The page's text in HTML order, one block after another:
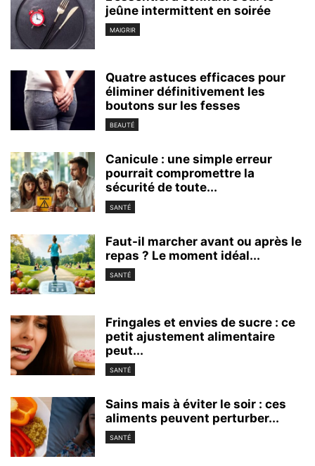
jeûne intermittent en soirée
MAIGRIR
Quatre astuces efficaces pour
éliminer définitivement les
boutons sur les fesses
BEAUTÉ
Canicule : une simple erreur
pourrait compromettre la
sécurité de toute...
SANTÉ
Faut-il marcher avant ou après le
repas ? Le moment idéal...
SANTÉ
Fringales et envies de sucre : ce
petit ajustement alimentaire
peut...
SANTÉ
Sains mais à éviter le soir : ces
aliments peuvent perturber...
SANTÉ